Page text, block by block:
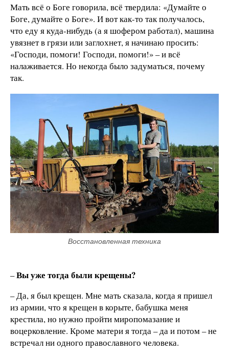
Мать всё о Боге говорила, всё твердила: «Думайте о
Боге, думайте о Боге». И вот как-то так получалось,
что еду я куда-нибудь (а я шофером работал), машина
увязнет в грязи или заглохнет, я начинаю просить:
«Господи, помоги! Господи, помоги!» – и всё
налаживается. Но некогда было задуматься, почему
так.
Восстановленная техника
–Вы уже тогда были крещены?
– Да, я был крещен. Мне мать сказала, когда я пришел
из армии, что я крещен в корыте, бабушка меня
крестила, но нужно пройти миропомазание и
воцерковление. Кроме матери я тогда – да и потом – не
встречал ни одного православного человека.